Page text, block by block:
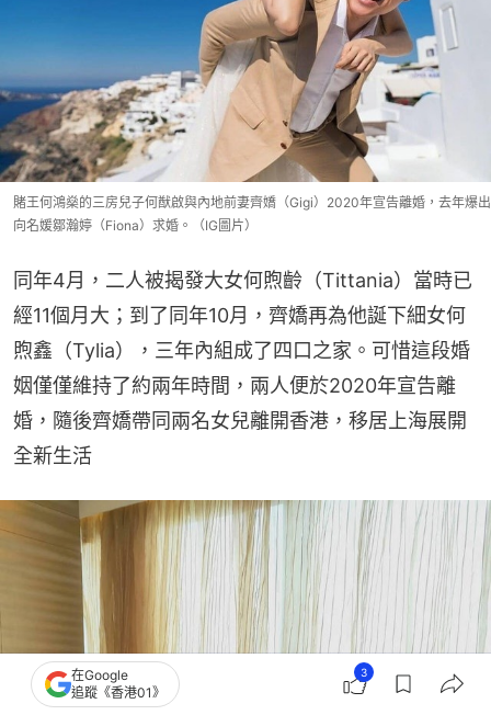
賭王何鴻燊的三房兒子何猷啟與內地前妻齊嬌（Gigi）2020年宣告離婚，去年爆出
向名媛鄒瀚婷（Fiona）求婚。（IG圖片）
同年4月，二人被揭發大女何煦齡（Tittania）當時已
經11個月大；到了同年10月，齊嬌再為他誕下細女何
煦鑫（Tylia），三年內組成了四口之家。可惜這段婚
姻僅僅維持了約兩年時間，兩人便於2020年宣告離
婚，隨後齊嬌帶同兩名女兒離開香港，移居上海展開
全新生活
在Google
追蹤《香港01》
3